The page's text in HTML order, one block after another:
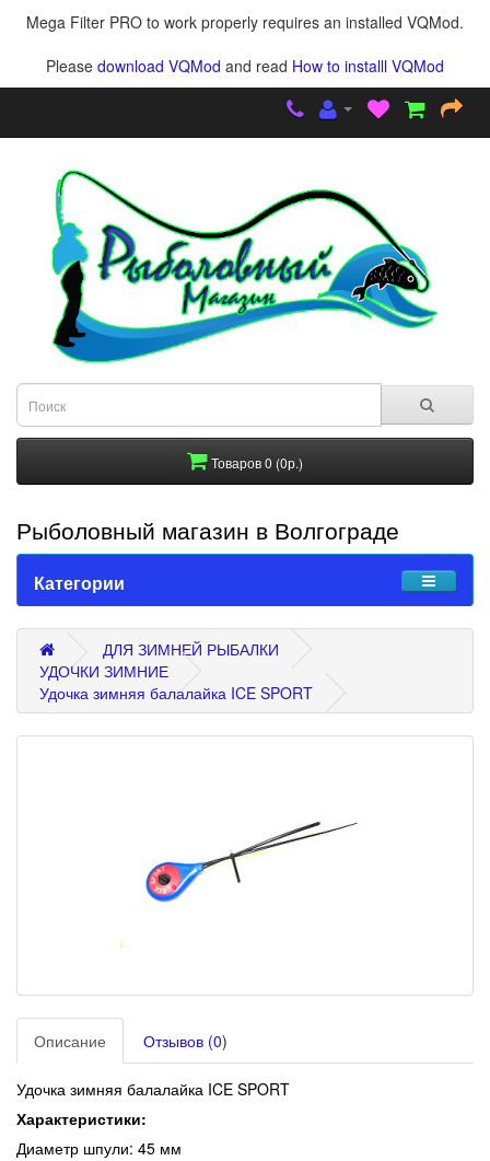
Mega Filter PRO to work properly requires an installed VQMod.
Please download VQMod and read How to installl VQMod
Товаров 0 (0р.)
Рыболовный магазин в Волгограде
Категории
ДЛЯ ЗИМНЕЙ РЫБАЛКИ
УДОЧКИ ЗИМНИЕ
Удочка зимняя балалайка ICE SPORT
Описание Отзывов (0)
Удочка зимняя балалайка ICE SPORT
Характеристики:
Диаметр шпули: 45 мм